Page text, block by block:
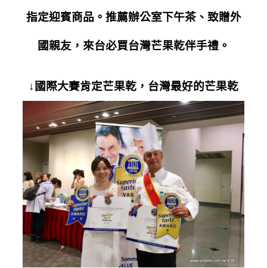
指定迎賓商品。推薦辦公室下午茶、致贈外
國親友，來台必買台灣芒果乾伴手禮。
↓國際大賽肯定芒果乾，台灣最好的芒果乾